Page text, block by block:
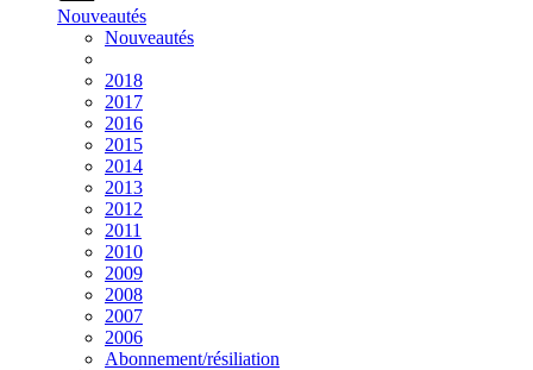
Nouveautés
Nouveautés
2018
2017
2016
2015
2014
2013
2012
2011
2010
2009
2008
2007
2006
Abonnement/résiliation